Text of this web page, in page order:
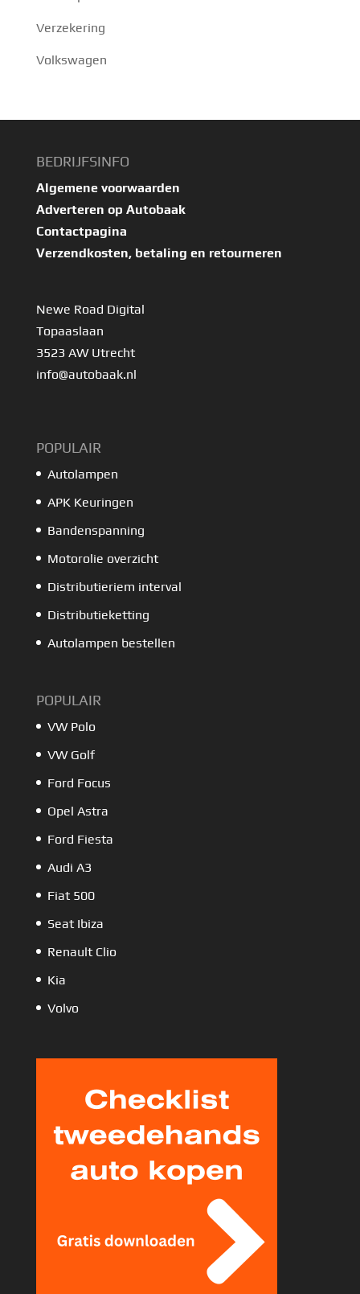
Verzekering
Volkswagen
BEDRIJFSINFO
Algemene voorwaarden
Adverteren op Autobaak
Contactpagina
Verzendkosten, betaling en retourneren
Newe Road Digital
Topaaslaan
3523 AW Utrecht
info@autobaak.nl
POPULAIR
Autolampen
APK Keuringen
Bandenspanning
Motorolie overzicht
Distributieriem interval
Distributieketting
Autolampen bestellen
POPULAIR
VW Polo
VW Golf
Ford Focus
Opel Astra
Ford Fiesta
Audi A3
Fiat 500
Seat Ibiza
Renault Clio
Kia
Volvo